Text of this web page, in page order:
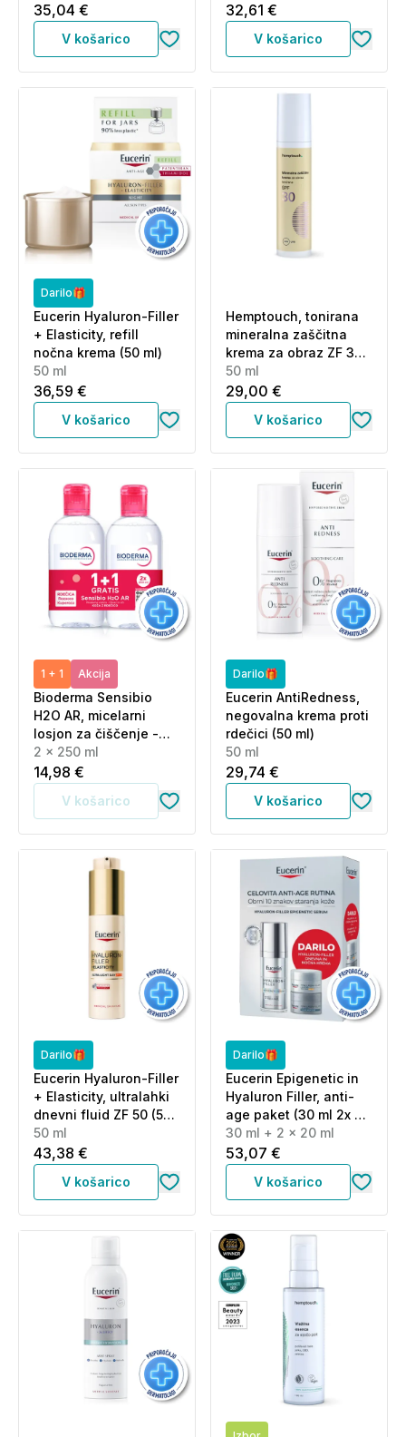
35,04 €
V košarico
32,61 €
V košarico
Darilo🎁
Eucerin Hyaluron-Filler
+ Elasticity, refill
nočna krema (50 ml)
50 ml
36,59 €
V košarico
Hemptouch, tonirana
mineralna zaščitna
krema za obraz ZF 30
(50 ml)
50 ml
29,00 €
V košarico
1 + 1 Akcija
Bioderma Sensibio
H2O AR, micelarni
losjon za čiščenje -
paket (2 x 250 ml)
2 x 250 ml
14,98 €
V košarico
Darilo🎁
Eucerin AntiRedness,
negovalna krema proti
rdečici (50 ml)
50 ml
29,74 €
V košarico
Darilo🎁
Eucerin Hyaluron-Filler
+ Elasticity, ultralahki
dnevni fluid ZF 50 (50
ml)
50 ml
43,38 €
V košarico
Darilo🎁
Eucerin Epigenetic in
Hyaluron Filler, anti-
age paket (30 ml 2x 20
ml)
30 ml + 2 x 20 ml
53,07 €
V košarico